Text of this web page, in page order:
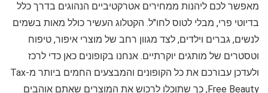
מאפשר לכם ליהנות ממחירים אטרקטיביים הנהוגים בדרך כלל
בדיוטי פרי, מבלי לטוס לחו"ל. הקטלוג העשיר כולל מאות בשמים
לנשים, גברים וילדים, לצד מגוון רחב של מוצרי איפור, טיפוח
וטסטרים של מותגים יוקרתיים. אנחנו בקופונים כאן כדי לרכז
ולעדכן עבורכם את כל הקופונים והמבצעים החמים ביותר מ-Tax
Free Beauty, כך שתוכלו לרכוש את המוצרים שאתם אוהבים